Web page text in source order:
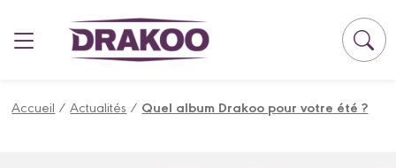
Accueil /Actualités / Quel album Drakoo pour votre été ?